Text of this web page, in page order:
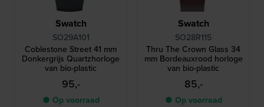
Swatch
SO29A101
Coblestone Street 41 mm
Donkergrijs Quartzhorloge
van bio-plastic
95,-
● Op voorraad
Swatch
SO28R115
Thru The Crown Glass 34
mm Bordeauxrood horloge
van bio-plastic
85,-
● Op voorraad